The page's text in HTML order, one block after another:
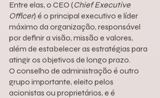
Entre elas, o CEO (Chief Executive
Officer) é o principal executivo e líder
máximo da organização, responsável
por definir a visão, missão e valores,
além de estabelecer as estratégias para
atingir os objetivos de longo prazo.
O conselho de administração é outro
grupo importante, eleito pelos
acionistas ou proprietários, e é